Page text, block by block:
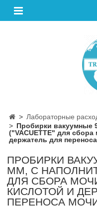
Лабораторные
Пробирки вакуумные
("VACUETTE" для
держатель для
ПРОБИРКИ
ММ, С
ДЛЯ СБОРА
КИСЛОТОЙ И
ПЕРЕНОСА